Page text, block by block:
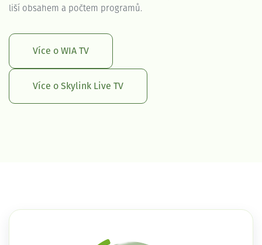
liší obsahem a počtem programů.
Více o WIA TV
Více o Skylink Live TV